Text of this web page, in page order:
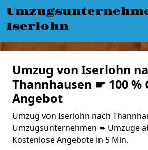
Iserlohn
Umzug von Iserlohn
Thannhausen ☛ 100 %
Angebot
Umzug von Iserlohn nach
Umzugsunternehmen ➨ Umzüge
Kostenlose Angebote in 5 Min.